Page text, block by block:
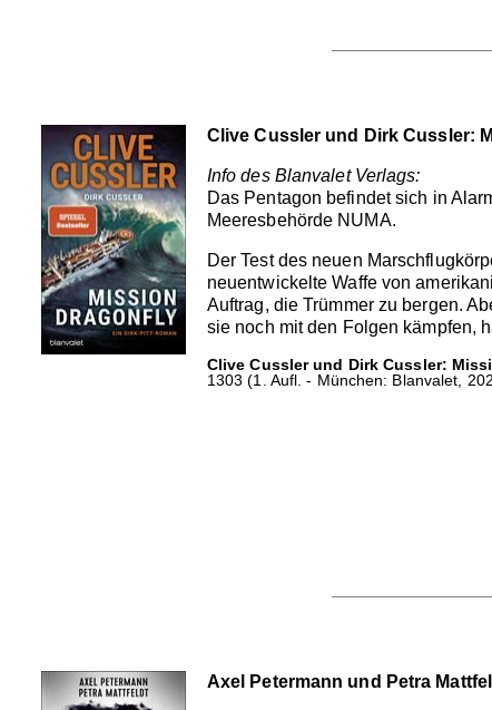
Clive Cussler und Dirk Cussler:
Info des Blanvalet Verlags:
Das Pentagon befindet sich in
Meeresbehörde NUMA.
Der Test des neuen
neuentwickelte Waffe von
Auftrag, die Trümmer zu bergen.
sie noch mit den Folgen kämpfen,
Clive Cussler und Dirk Cussler:
1303 (1. Aufl. - München: Blanvalet,
Axel Petermann und Petra